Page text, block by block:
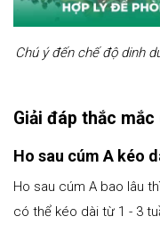
Chú ý đến chế độ dinh
Giải đáp thắc mắc
Ho sau cúm A kéo
Ho sau cúm A bao lâu
có thể kéo dài từ 1 - 3